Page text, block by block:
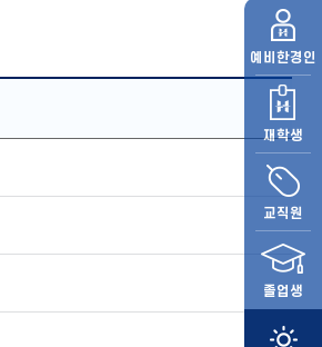
예비 한경인
재학생
교직원
졸업생